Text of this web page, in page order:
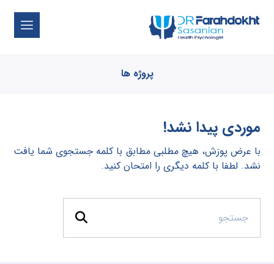
پروژه ها
موردی پیدا نشد!
با عرض پوزش، هیچ مطلبی مطابق با کلمه جستجوی شما یافت
نشد. لطفا با کلمه دیگری را امتحان کنید.